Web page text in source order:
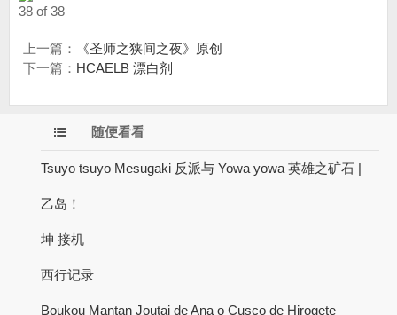
38 of 38
上一篇：
《圣师之狭间之夜》原创
下一篇： HCAELB 漂白剂
随便看看
Tsuyo tsuyo Mesugaki 反派与 Yowa yowa 英雄之矿石 |
乙岛！
坤 接机
西行记录
Boukou Mantan Joutai de Ana o Cusco de Hirogete